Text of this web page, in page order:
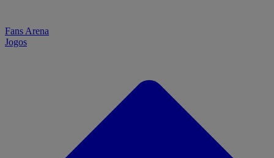
Fans Arena
Jogos